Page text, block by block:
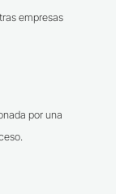
empresas
por una